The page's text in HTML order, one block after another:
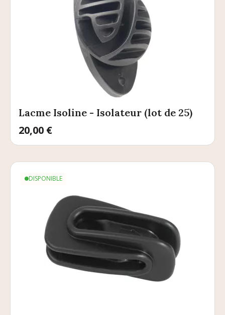
Lacme Isoline - Isolateur (lot de 25)
Prix
20,00 €
DISPONIBLE